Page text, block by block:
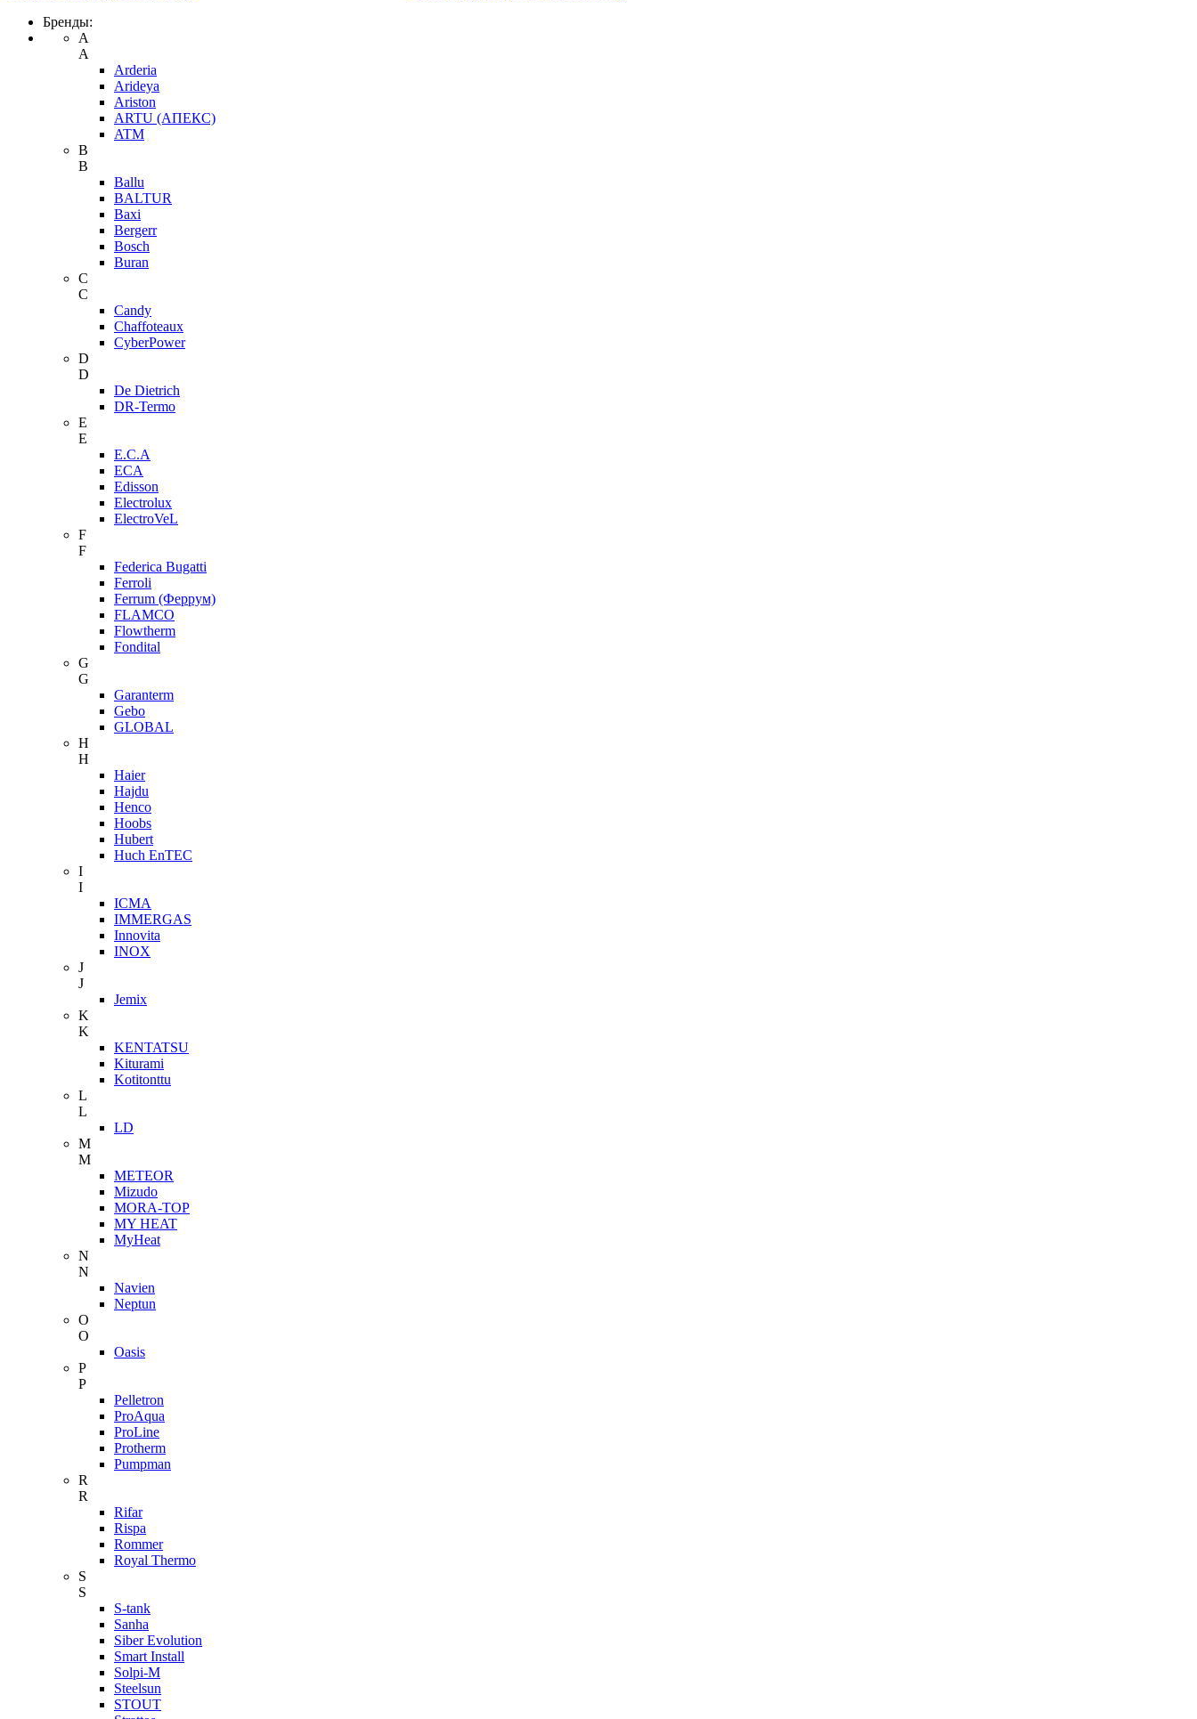
Бренды:
A
A
Arderia
Arideya
Ariston
ARTU (АПЕКС)
ATM
B
B
Ballu
BALTUR
Baxi
Bergerr
Bosch
Buran
C
C
Candy
Chaffoteaux
CyberPower
D
D
De Dietrich
DR-Termo
E
E
E.C.A
ECA
Edisson
Electrolux
ElectroVeL
F
F
Federica Bugatti
Ferroli
Ferrum (Феррум)
FLAMCO
Flowtherm
Fondital
G
G
Garanterm
Gebo
GLOBAL
H
H
Haier
Hajdu
Henco
Hoobs
Hubert
Huch EnTEC
I
I
ICMA
IMMERGAS
Innovita
INOX
J
J
Jemix
K
K
KENTATSU
Kiturami
Kotitonttu
L
L
LD
M
M
METEOR
Mizudo
MORA-TOP
MY HEAT
MyHeat
N
N
Navien
Neptun
O
O
Oasis
P
P
Pelletron
ProAqua
ProLine
Protherm
Pumpman
R
R
Rifar
Rispa
Rommer
Royal Thermo
S
S
S-tank
Sanha
Siber Evolution
Smart Install
Solpi-M
Steelsun
STOUT